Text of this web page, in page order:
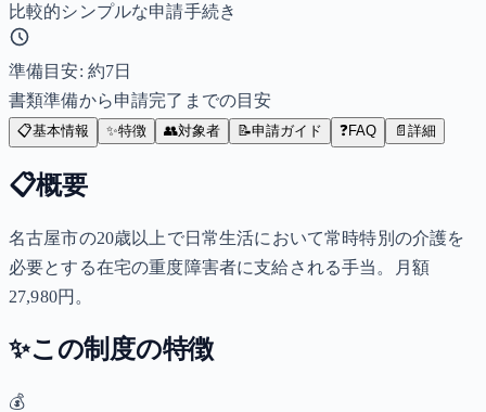
比較的シンプルな申請手続き
準備目安: 約7日
書類準備から申請完了までの目安
📋基本情報 ✨特徴 👥対象者 📝申請ガイド ❓FAQ 📄 詳細
📋概要
名古屋市の20歳以上で日常生活において常時特別の介護を
必要とする在宅の重度障害者に支給される手当。月額
27,980円。
✨この制度の特徴
💰